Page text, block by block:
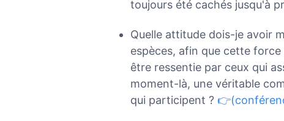
toujours été cachés jusqu'à
Quelle attitude dois-je avoir
espèces, afin que cette force
être ressentie par ceux qui
moment-là, une véritable
qui participent ?